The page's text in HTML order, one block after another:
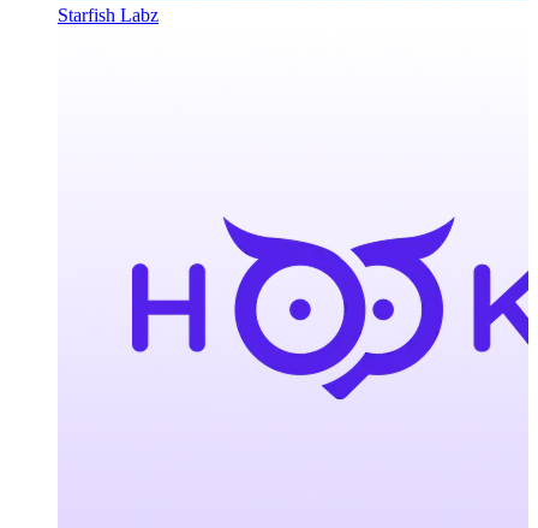
Starfish Labz